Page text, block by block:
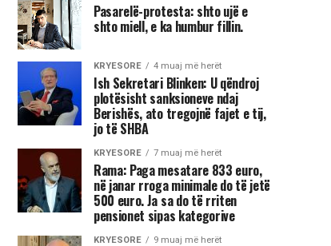
Pasarelë-protesta: shto ujë e
shto miell, e ka humbur fillin.
KRYESORE 4 muaj më herët
Ish Sekretari Blinken: U qëndroj
plotësisht sanksioneve ndaj
Berishës, ato tregojnë fajet e tij,
jo të SHBA
KRYESORE 7 muaj më herët
Rama: Paga mesatare 833 euro,
në janar rroga minimale do të jetë
500 euro. Ja sa do të rriten
pensionet sipas kategorive
KRYESORE 9 muaj më herët